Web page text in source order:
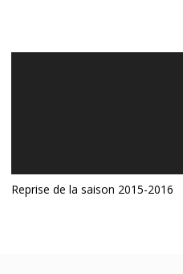
Reprise de la saison 2015-2016